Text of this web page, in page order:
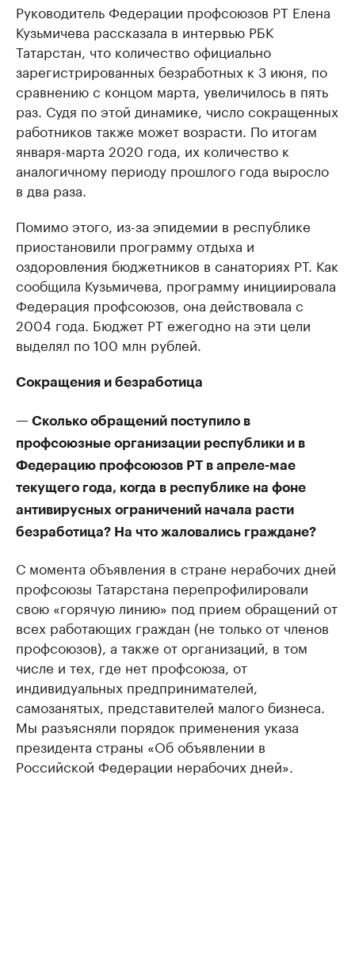
Руководитель Федерации профсоюзов РТ Елена
Кузьмичева рассказала в интервью РБК
Татарстан, что количество официально
зарегистрированных безработных к 3 июня, по
сравнению с концом марта, увеличилось в пять
раз. Судя по этой динамике, число сокращенных
работников также может возрасти. По итогам
января-марта 2020 года, их количество к
аналогичному периоду прошлого года выросло
в два раза.
Помимо этого, из-за эпидемии в республике
приостановили программу отдыха и
оздоровления бюджетников в санаториях РТ. Как
сообщила Кузьмичева, программу инициировала
Федерация профсоюзов, она действовала с
2004 года. Бюджет РТ ежегодно на эти цели
выделял по 100 млн рублей.
Сокращения и безработица
— Сколько обращений поступило в
профсоюзные организации республики и в
Федерацию профсоюзов РТ в апреле-мае
текущего года, когда в республике на фоне
антивирусных ограничений начала расти
безработица? На что жаловались граждане?
С момента объявления в стране нерабочих дней
профсоюзы Татарстана перепрофилировали
свою «горячую линию» под прием обращений от
всех работающих граждан (не только от членов
профсоюзов), а также от организаций, в том
числе и тех, где нет профсоюза, от
индивидуальных предпринимателей,
самозанятых, представителей малого бизнеса.
Мы разъясняли порядок применения указа
президента страны «Об объявлении в
Российской Федерации нерабочих дней».